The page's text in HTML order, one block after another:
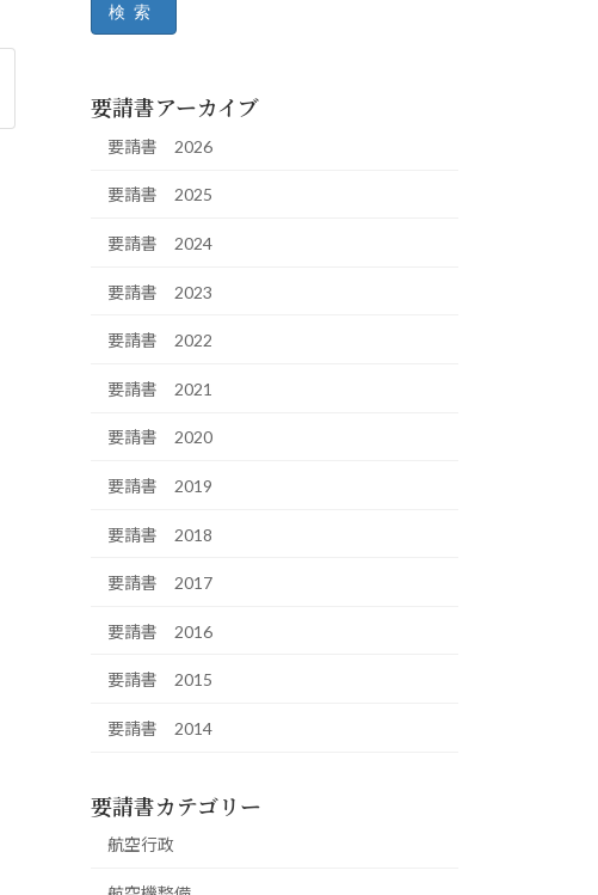
検索
要請書アーカイブ
要請書 2026
要請書 2025
要請書 2024
要請書 2023
要請書 2022
要請書 2021
要請書 2020
要請書 2019
要請書 2018
要請書 2017
要請書 2016
要請書 2015
要請書 2014
要請書カテゴリー
航空行政